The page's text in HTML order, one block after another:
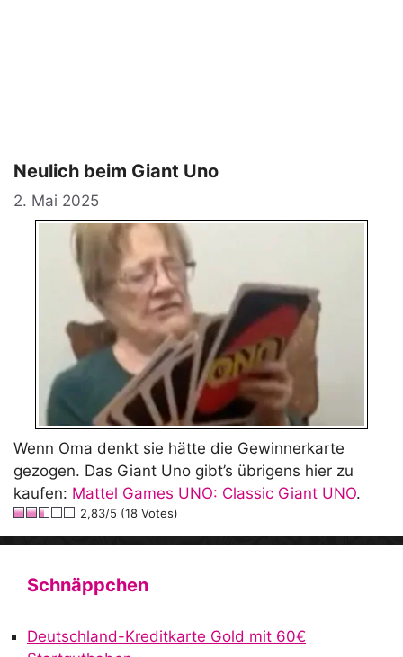
Neulich beim Giant Uno
2. Mai 2025
Wenn Oma denkt sie hätte die Gewinnerkarte
gezogen. Das Giant Uno gibt’s übrigens hier zu
kaufen: Mattel Games UNO: Classic Giant UNO.
2,83/5 (18 Votes)
Schnäppchen
Deutschland-Kreditkarte Gold mit 60€